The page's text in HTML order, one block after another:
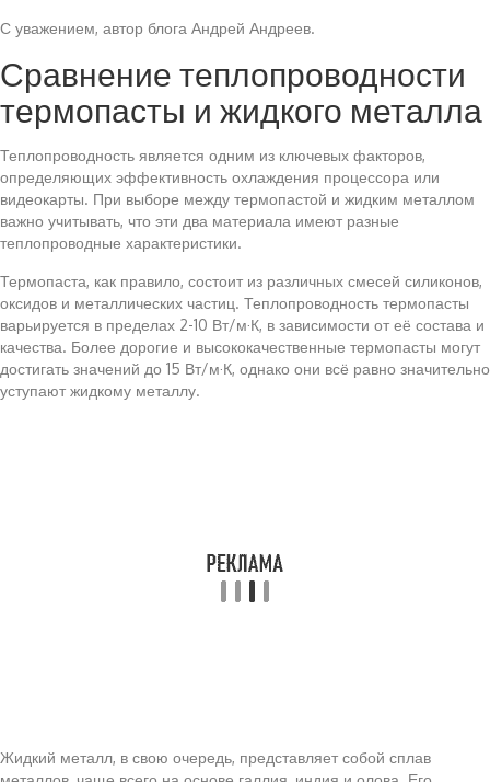
С уважением, автор блога Андрей Андреев.
Сравнение теплопроводности
термопасты и жидкого металла
Теплопроводность является одним из ключевых факторов,
определяющих эффективность охлаждения процессора или
видеокарты. При выборе между термопастой и жидким металлом
важно учитывать, что эти два материала имеют разные
теплопроводные характеристики.
Термопаста, как правило, состоит из различных смесей силиконов,
оксидов и металлических частиц. Теплопроводность термопасты
варьируется в пределах 2-10 Вт/м·К, в зависимости от её состава и
качества. Более дорогие и высококачественные термопасты могут
достигать значений до 15 Вт/м·К, однако они всё равно значительно
уступают жидкому металлу.
Жидкий металл, в свою очередь, представляет собой сплав